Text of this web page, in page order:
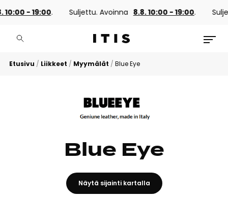
- 19:00. Suljettu. Avoinna 8.8. 10:00 - 19:00.
Etusivu / Liikkeet / Myymälät / Blue Eye
Blue Eye
Näytä sijainti kartalla